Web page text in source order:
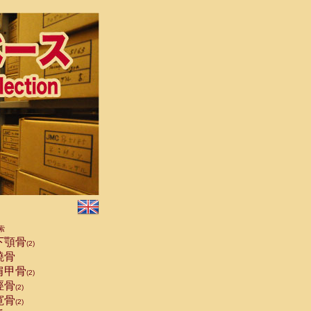
顎骨(2)
骨
甲骨(2)
骨(2)
骨(2)